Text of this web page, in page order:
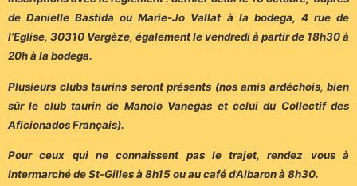
de Danielle Bastida ou Marie-Jo Vallat à la bodega, 4 rue de
l’Eglise, 30310 Vergèze, également le vendredi à partir de 18h30 à
20h à la bodega.
Plusieurs clubs taurins seront présents (nos amis ardéchois, bien
sûr le club taurin de Manolo Vanegas et celui du Collectif des
Aficionados Français).
Pour ceux qui ne connaissent pas le trajet, rendez vous à
Intermarché de St-Gilles à 8h15 ou au café d’Albaron à 8h30.